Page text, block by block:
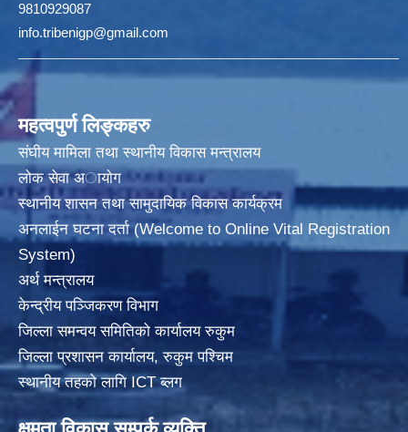
9810929087
info.tribenigp@gmail.com
महत्वपुर्ण लिङ्कहरु
संघीय मामिला तथा स्थानीय विकास मन्त्रालय
लोक सेवा अायाेग
स्थानीय शासन तथा सामुदायिक विकास कार्यक्रम
अनलाईन घटना दर्ता (Welcome to Online Vital Registration
System)
अर्थ मन्त्रालय
केन्द्रीय पञ्जिकरण विभाग
जिल्ला समन्वय समितिको कार्यालय रुकुम
जिल्ला प्रशासन कार्यालय, रुकुम पश्चिम
स्थानीय तहको लागि ICT ब्लग